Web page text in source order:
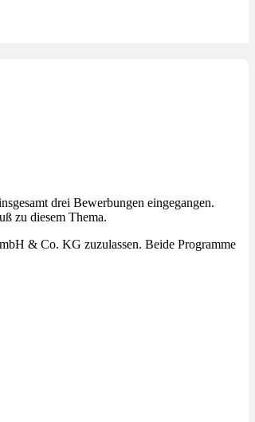
drei Bewerbungen eingegangen.
zu diesem Thema.
& Co. KG zuzulassen. Beide Programme